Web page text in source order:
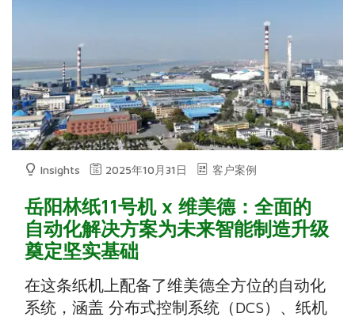
Insights 2025年10月31日 客户案例
岳阳林纸11号机 x 维美德：全面的
自动化解决方案为未来智能制造升级
奠定坚实基础
在这条纸机上配备了维美德全方位的自动化
系统，涵盖 分布式控制系统（DCS）、纸机